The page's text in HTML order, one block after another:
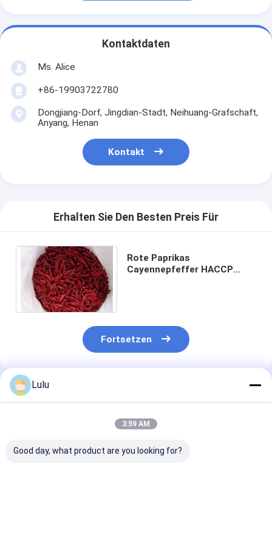
Kontaktdaten
Ms. Alice
+86-19903722780
Dongjiang-Dorf, Jingdian-Stadt, Neihuang-Grafschaft,
Anyang, Henan
Kontakt
Erhalten Sie Den Besten Preis Für
Rote Paprikas
Cayennepfeffer HACCP
Fortsetzen
Empfohlene Produkte
Lulu
3:59 AM
Good day, what product are you looking for?